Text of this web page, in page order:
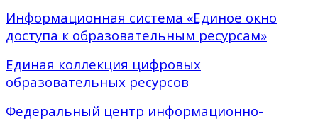
Информационная система «Единое окно
доступа к образовательным ресурсам»
Единая коллекция цифровых
образовательных ресурсов
Федеральный центр информационно-